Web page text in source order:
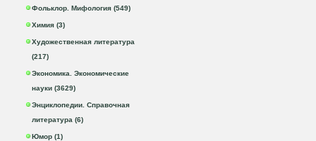
Фольклор. Мифология (549)
Химия (3)
Художественная литература
(217)
Экономика. Экономические
науки (3629)
Энциклопедии. Справочная
литература (6)
Юмор (1)